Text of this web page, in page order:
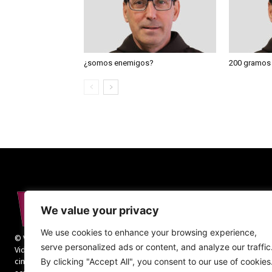
We value your privacy
We use cookies to enhance your browsing experience,
serve personalized ads or content, and analyze our traffic.
By clicking "Accept All", you consent to our use of cookies.
¿somos enemigos? 200 gramos
© Vida Religiosa. Todos los derechos reservados.
Vida Religiosa es una revista mensual y además
cinco números monográficos sobre teología y